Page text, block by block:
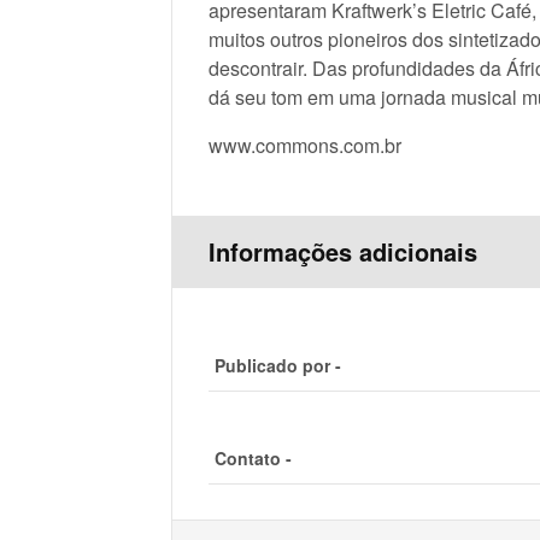
apresentaram Kraftwerk’s Eletric
muitos outros pioneiros dos
descontrair. Das profundidades da
dá seu tom em uma jornada musical
www.commons.com.br
Informações adicionais
Publicado por -
Contato -